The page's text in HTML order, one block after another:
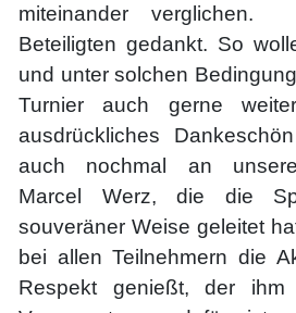
miteinander
Beteiligten gedankt. So
und unter solchen
Turnier auch gerne
ausdrückliches
auch nochmal an
Marcel Werz, die die
souveräner Weise geleitet
bei allen Teilnehmern die
Respekt genießt, der